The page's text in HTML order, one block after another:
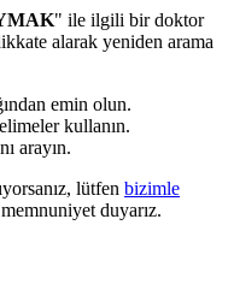
" ile ilgili bir doktor
alarak yeniden arama
emin olun.
kullanın.
arayın.
lütfen bizimle
duyarız.